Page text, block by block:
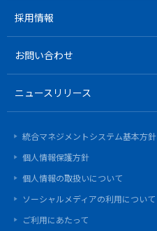
採用情報
お問い合わせ
ニュースリリース
統合マネジメントシステム基本方針
個人情報保護方針
個人情報の取扱いについて
ソーシャルメディアの利用について
ご利用にあたって